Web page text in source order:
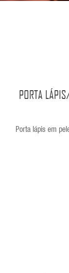
PORTA
Porta lápis em